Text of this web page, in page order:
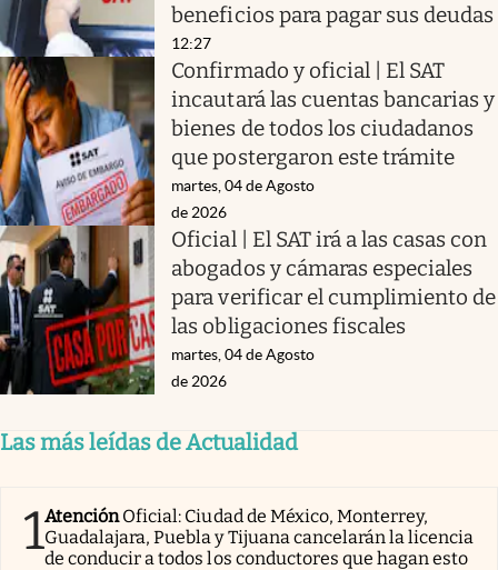
beneficios para pagar sus deudas
12:27
Confirmado y oficial | El SAT
incautará las cuentas bancarias y
bienes de todos los ciudadanos
que postergaron este trámite
martes, 04 de Agosto
de 2026
Oficial | El SAT irá a las casas con
abogados y cámaras especiales
para verificar el cumplimiento de
las obligaciones fiscales
martes, 04 de Agosto
de 2026
Las más leídas de Actualidad
1AtenciónOficial: Ciudad de México, Monterrey,
Guadalajara, Puebla y Tijuana cancelarán la licencia
de conducir a todos los conductores que hagan esto